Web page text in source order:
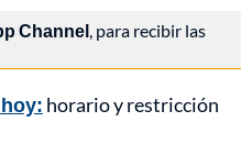
Channel, para recibir las
horario y restricción